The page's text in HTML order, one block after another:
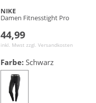
NIKE
Damen Fitnesstight Pro
44,99
inkl. Mwst zzgl. Versandkosten
Farbe: Schwarz